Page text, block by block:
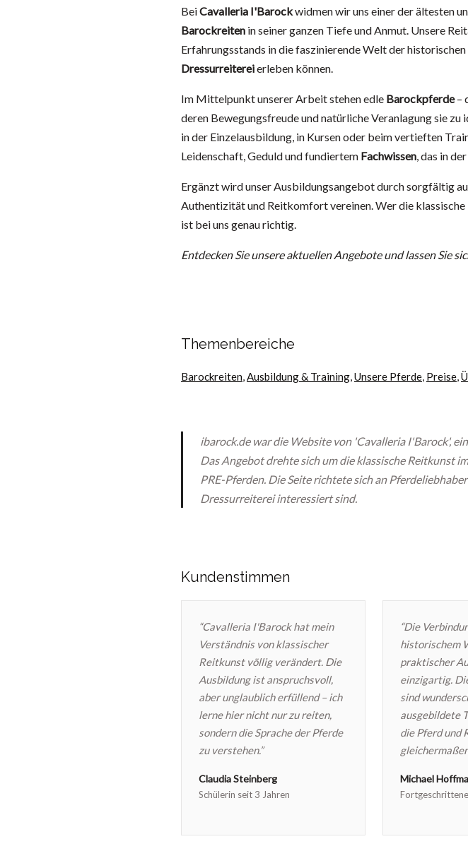
BeiCavalleria I'Barockwidmen wir uns einer der ältesten
Barockreiten in seiner ganzen Tiefe und Anmut. Unsere
Erfahrungsstands in die faszinierende Welt der
Dressurreitereierleben können.
Im Mittelpunkt unserer Arbeit stehen edle Barockpferde–
deren Bewegungsfreude und natürliche Veranlagung sie
in der Einzelausbildung, in Kursen oder beim vertieften
Leidenschaft, Geduld und fundiertem Fachwissen , das in
Ergänzt wird unser Ausbildungsangebot durch sorgfältig
Authentizität und Reitkomfort vereinen. Wer die
ist bei uns genau richtig.
Entdecken Sie unsere aktuellen Angebote und lassen Sie
Themenbereiche
Barockreiten,Ausbildung & Training,Unsere Pferde, Preise,
ibarock.de war die Website von 'Cavalleria I'Barock',
Das Angebot drehte sich um die klassische Reitkunst
PRE-Pferden. Die Seite richtete sich an
Dressurreiterei interessiert sind.
Kundenstimmen
“Cavalleria I'Barock hat mein
Verständnis von klassischer
Reitkunst völlig verändert. Die
Ausbildung ist anspruchsvoll,
aber unglaublich erfüllend – ich
lerne hier nicht nur zu reiten,
sondern die Sprache der Pferde
zu verstehen.”
Claudia Steinberg
Schülerin seit 3 Jahren
“Die
historischem
praktischer
einzigartig.
sind
ausgebildete
die Pferd und
Michael